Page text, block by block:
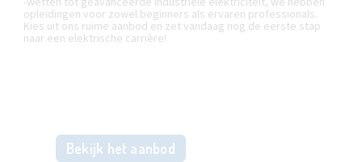
opleidingen voor zowel beginners als ervaren professionals.
Kies uit ons ruime aanbod en zet vandaag nog de eerste stap
naar een elektrische carrière!
Bekijk het aanbod